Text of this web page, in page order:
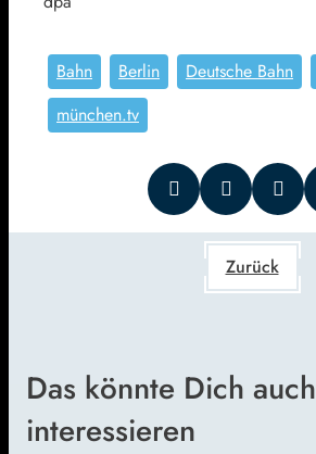
Bahn Berlin Deutsche Bahn
münchen.tv
Zurück
Das könnte Dich auch
interessieren